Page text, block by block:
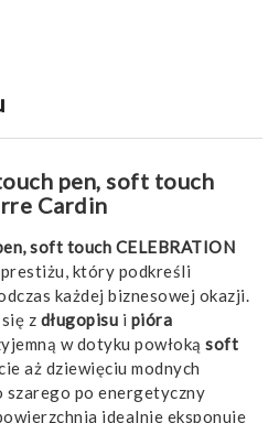
pen, soft touch
Cardin
soft touch CELEBRATION
który podkreśli
każdej biznesowej okazji.
z długopisu i pióra
w dotyku powłoką soft
aż dziewięciu modnych
szarego po energetyczny
idealnie eksponuje